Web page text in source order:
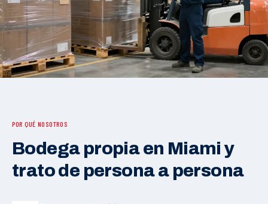
POR QUÉ NOSOTROS
Bodega propia en Miami y
trato de persona a persona